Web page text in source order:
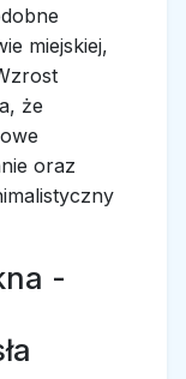
miejskiej,
że
oraz
-